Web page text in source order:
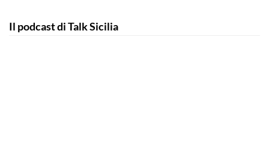
Il podcast di Talk Sicilia